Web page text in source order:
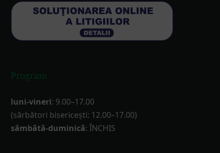
Program
luni-vineri: 9.00–17.00
(sărbători bisericești: 12.00–17.00)
sâmbătă-duminică: ÎNCHIS